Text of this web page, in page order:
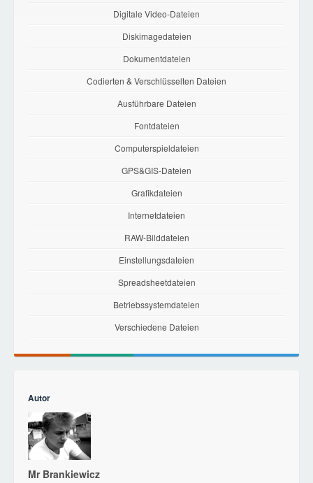
Digitale Video-Dateien
Diskimagedateien
Dokumentdateien
Codierten & Verschlüsselten Dateien
Ausführbare Dateien
Fontdateien
Computerspieldateien
GPS&GIS-Dateien
Grafikdateien
Internetdateien
RAW-Bilddateien
Einstellungsdateien
Spreadsheetdateien
Betriebssystemdateien
Verschiedene Dateien
Autor
Mr Brankiewicz